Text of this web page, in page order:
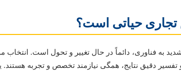
تجاری حیاتی است؟
به فناوری، دائماً در حال تغییر و تحول است.
و تفسیر دقیق نتایج، همگی نیازمند تخصص و تجربه